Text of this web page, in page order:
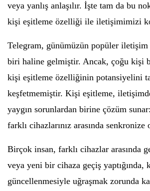
veya yanlış anlaşılır. İşte tam da bu
kişi eşitleme özelliği ile iletişimimizi
Telegram, günümüzün popüler iletişim
biri haline gelmiştir. Ancak, çoğu kişi
kişi eşitleme özelliğinin potansiyelini
keşfetmemiştir. Kişi eşitleme,
yaygın sorunlardan birine çözüm
farklı cihazlarınız arasında senkronize
Birçok insan, farklı cihazlar arasında
veya yeni bir cihaza geçiş yaptığında,
güncellenmesiyle uğraşmak zorunda